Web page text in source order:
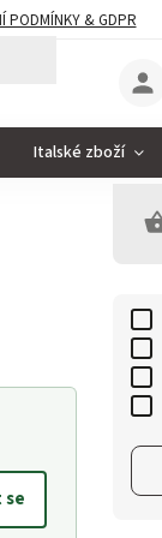
PODMÍNKY & GDPR
Italské zboží
se